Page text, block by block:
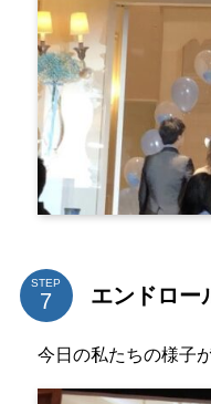
STEP エンドロー
今日の私たちの様子